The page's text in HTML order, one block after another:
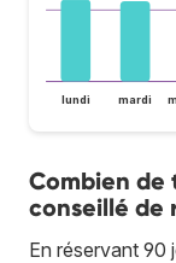
lundi mardi
Combien de
conseillé de
En réservant 90